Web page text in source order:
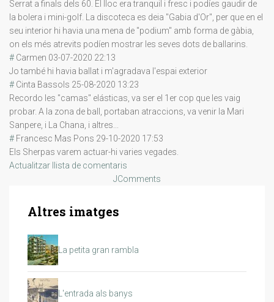
Serrat a finals dels 60. El lloc era tranquil i fresc i podíes gaudir de
la bolera i mini-golf. La discoteca es deia "Gabia d'Or", per que en el
seu interior hi havia una mena de "podium" amb forma de gàbia,
on els més atrevits podíen mostrar les seves dots de ballarins.
# Carmen 03-07-2020 22:13
Jo també hi havia ballat i m'agradava l'espai exterior
# Cinta Bassols 25-08-2020 13:23
Recordo les "camas" elásticas, va ser el 1er cop que les vaig
probar. A la zona de ball, portaban atraccions, va venir la Mari
Sanpere, i La Chana, i altres...
# Francesc Mas Pons 29-10-2020 17:53
Els Sherpas varem actuar-hi varies vegades.
Actualitzar llista de comentaris
JComments
Altres imatges
La petita gran rambla
L'entrada als banys